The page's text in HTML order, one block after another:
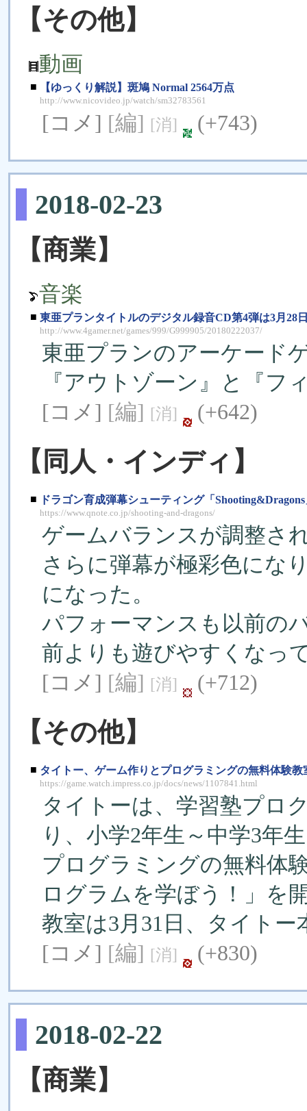
【その他】
動画
■ 【ゆっくり解説】斑鳩 Normal 2564万点
http://www.nicovideo.jp/watch/sm32783561
[コメ] [編] [消] (+743)
2018-02-23
【商業】
音楽
■ 東亜プランタイトルのデジタル録音CD第4弾は3月28
http://www.4gamer.net/games/999/G999905/20180222037/
東亜プランのアーケード
『アウトゾーン』と『フ
[コメ] [編] [消] (+642)
【同人・インディ】
■ ドラゴン育成弾幕シューティング「
https://www.qnote.co.jp/shooting-and-dragons/
ゲームバランスが調整さ
さらに弾幕が極彩色にな
になった。
パフォーマンスも以前の
前よりも遊びやすくなっ
[コメ] [編] [消] (+712)
【その他】
■ タイトー、ゲーム作りとプログラミングの無料体験
https://game.watch.impress.co.jp/docs/news/1107841.html
タイトーは、学習塾プロ
り、小学2年生～中学3年
プログラミングの無料体
ログラムを学ぼう！」を
教室は3月31日、タイト
[コメ] [編] [消] (+830)
2018-02-22
【商業】